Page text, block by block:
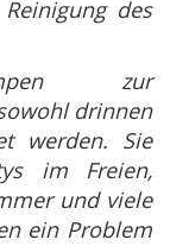
des
zur
drinnen
werden. Sie
im Freien,
und viele
ein Problem